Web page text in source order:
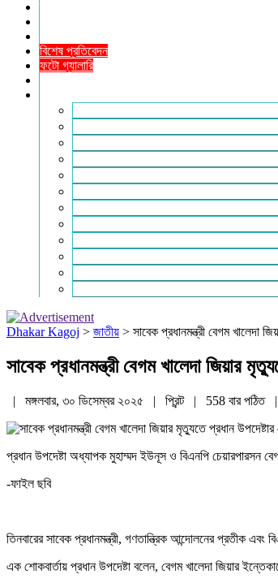
বিশেষ প্রতিবেদন
ফটো গ্যালারি
Dhakar Kagoj > জাতীয় > সাবেক প্রধানমন্ত্রী বেগম খালেদা
সাবেক প্রধানমন্ত্রী বেগম খালেদা জিয়ার
| মঙ্গলবার, ৩০ ডিসেম্বর ২০২৫ | প্রিন্ট | 558 বার পঠিত
প্রধান উপদেষ্টা অধ্যাপক মুহাম্মদ ইউনূস ও বিএনপি চেয়ারপারসন
-ফাইল ছবি
তিনবারের সাবেক প্রধানমন্ত্রী, গণতান্ত্রিক আন্দোলনের প্রতীক
এক শোকবার্তায় প্রধান উপদেষ্টা বলেন, বেগম খালেদা জিয়ার